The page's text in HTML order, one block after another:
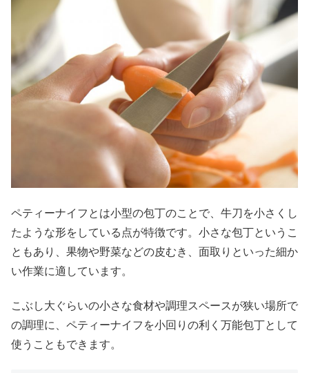
ペティーナイフとは小型の包丁のことで、牛刀を小さくし
たような形をしている点が特徴です。小さな包丁というこ
ともあり、果物や野菜などの皮むき、面取りといった細か
い作業に適しています。
こぶし大ぐらいの小さな食材や調理スペースが狭い場所で
の調理に、ペティーナイフを小回りの利く万能包丁として
使うこともできます。